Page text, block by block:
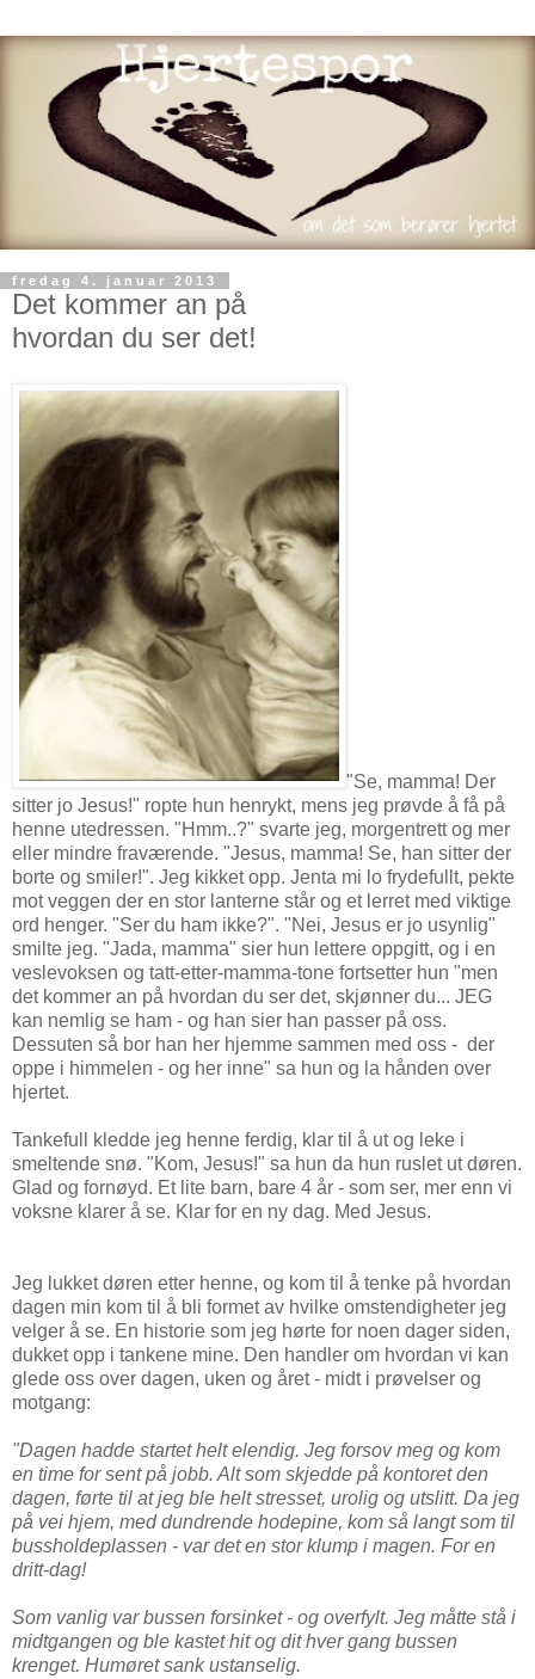
fredag 4. januar 2013
Det kommer an på
hvordan du ser det!
"Se, mamma! Der
sitter jo Jesus!" ropte hun henrykt, mens jeg prøvde å få på
henne utedressen. "Hmm..?" svarte jeg, morgentrett og mer
eller mindre fraværende. "Jesus, mamma! Se, han sitter der
borte og smiler!". Jeg kikket opp. Jenta mi lo frydefullt, pekte
mot veggen der en stor lanterne står og et lerret med viktige
ord henger. "Ser du ham ikke?". "Nei, Jesus er jo usynlig"
smilte jeg. "Jada, mamma" sier hun lettere oppgitt, og i en
veslevoksen og tatt-etter-mamma-tone fortsetter hun "men
det kommer an på hvordan du ser det, skjønner du... JEG
kan nemlig se ham - og han sier han passer på oss.
Dessuten så bor han her hjemme sammen med oss - der
oppe i himmelen - og her inne" sa hun og la hånden over
hjertet.
Tankefull kledde jeg henne ferdig, klar til å ut og leke i
smeltende snø. "Kom, Jesus!" sa hun da hun ruslet ut døren.
Glad og fornøyd. Et lite barn, bare 4 år - som ser, mer enn vi
voksne klarer å se. Klar for en ny dag. Med Jesus.
Jeg lukket døren etter henne, og kom til å tenke på hvordan
dagen min kom til å bli formet av hvilke omstendigheter jeg
velger å se. En historie som jeg hørte for noen dager siden,
dukket opp i tankene mine. Den handler om hvordan vi kan
glede oss over dagen, uken og året - midt i prøvelser og
motgang:
"Dagen hadde startet helt elendig. Jeg forsov meg og kom
en time for sent på jobb. Alt som skjedde på kontoret den
dagen, førte til at jeg ble helt stresset, urolig og utslitt. Da jeg
på vei hjem, med dundrende hodepine, kom så langt som til
bussholdeplassen - var det en stor klump i magen. For en
dritt-dag!
Som vanlig var bussen forsinket - og overfylt. Jeg måtte stå i
midtgangen og ble kastet hit og dit hver gang bussen
krenget. Humøret sank ustanselig.